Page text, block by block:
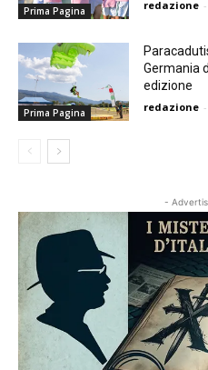
Prima Pagina redazione -
Prima Pagina
Germania
edizione
redazione -
-